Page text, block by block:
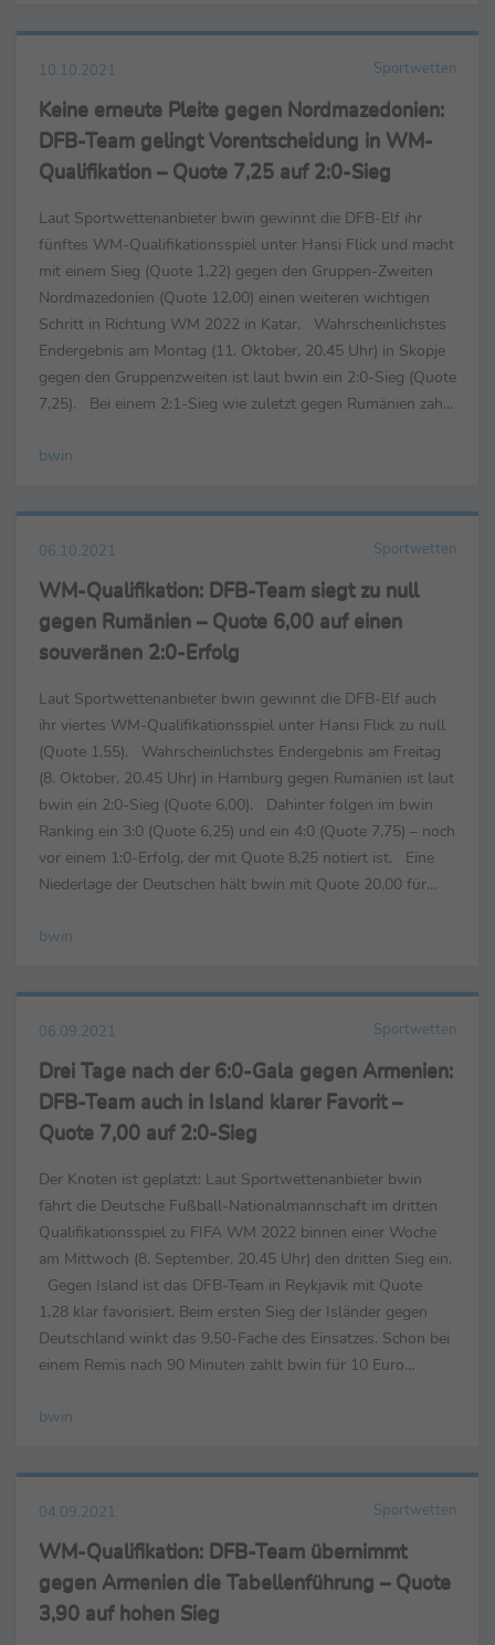
10.10.2021 Sportwetten
Keine erneute Pleite gegen Nordmazedonien:
DFB-Team gelingt Vorentscheidung in WM-
Qualifikation – Quote 7,25 auf 2:0-Sieg
Laut Sportwettenanbieter bwin gewinnt die DFB-Elf ihr
fünftes WM-Qualifikationsspiel unter Hansi Flick und macht
mit einem Sieg (Quote 1,22) gegen den Gruppen-Zweiten
Nordmazedonien (Quote 12,00) einen weiteren wichtigen
Schritt in Richtung WM 2022 in Katar. Wahrscheinlichstes
Endergebnis am Montag (11. Oktober, 20.45 Uhr) in Skopje
gegen den Gruppenzweiten ist laut bwin ein 2:0-Sieg (Quote
7,25). Bei einem 2:1-Sieg wie zuletzt gegen Rumänien zahlt
bwin
06.10.2021 Sportwetten
WM-Qualifikation: DFB-Team siegt zu null
gegen Rumänien – Quote 6,00 auf einen
souveränen 2:0-Erfolg
Laut Sportwettenanbieter bwin gewinnt die DFB-Elf auch
ihr viertes WM-Qualifikationsspiel unter Hansi Flick zu null
(Quote 1,55). Wahrscheinlichstes Endergebnis am Freitag
(8. Oktober, 20.45 Uhr) in Hamburg gegen Rumänien ist laut
bwin ein 2:0-Sieg (Quote 6,00). Dahinter folgen im bwin
Ranking ein 3:0 (Quote 6,25) und ein 4:0 (Quote 7,75) – noch
vor einem 1:0-Erfolg, der mit Quote 8,25 notiert ist. Eine
Niederlage der Deutschen hält bwin mit Quote 20,00 für
bwin
06.09.2021 Sportwetten
Drei Tage nach der 6:0-Gala gegen Armenien:
DFB-Team auch in Island klarer Favorit –
Quote 7,00 auf 2:0-Sieg
Der Knoten ist geplatzt: Laut Sportwettenanbieter bwin
fährt die Deutsche Fußball-Nationalmannschaft im dritten
Qualifikationsspiel zu FIFA WM 2022 binnen einer Woche
am Mittwoch (8. September, 20.45 Uhr) den dritten Sieg ein.
Gegen Island ist das DFB-Team in Reykjavik mit Quote
1,28 klar favorisiert. Beim ersten Sieg der Isländer gegen
Deutschland winkt das 9,50-Fache des Einsatzes. Schon bei
einem Remis nach 90 Minuten zahlt bwin für 10 Euro
bwin
04.09.2021 Sportwetten
WM-Qualifikation: DFB-Team übernimmt
gegen Armenien die Tabellenführung – Quote
3,90 auf hohen Sieg